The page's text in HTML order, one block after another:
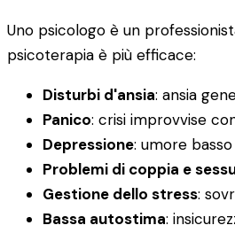
Uno psicologo è un
psicoterapia è più efficace:
Disturbi d'ansia: ansia
Panico: crisi improvvise
Depressione: umore
Problemi di coppia e
Gestione dello stress:
Bassa autostima: